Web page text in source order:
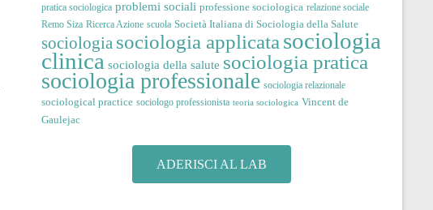
pratica sociologica problemi sociali professione sociologica relazione sociale
Remo Siza Ricerca Azione scuola Società Italiana di Sociologia della Salute
sociologia sociologia applicata sociologia
clinica sociologia della salute sociologia pratica
sociologia professionale sociologia relazionale
sociological practice sociologo professionista teoria sociologica Vincent de
Gaulejac
ADERISCI AL LAB